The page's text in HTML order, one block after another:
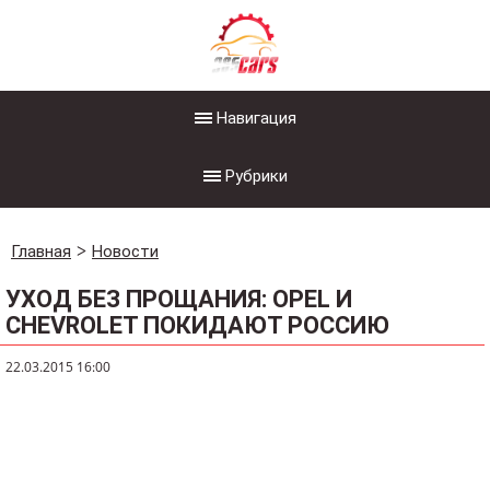
Навигация
Рубрики
Главная Новости
УХОД БЕЗ ПРОЩАНИЯ: OPEL И
CHEVROLET ПОКИДАЮТ РОССИЮ
22.03.2015 16:00